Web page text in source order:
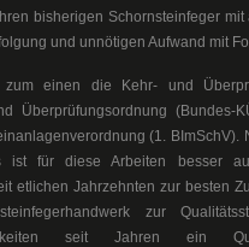
bisherigen Schornsteinfeger mit
und unnötigen Aufwand mit
zum einen die Kehr- und
Überprüfungsordnung (Bundes-
(1. BImSchV).
ist für diese Arbeiten besser
etlichen Jahrzehnten zur besten
zur
seit Jahren ein